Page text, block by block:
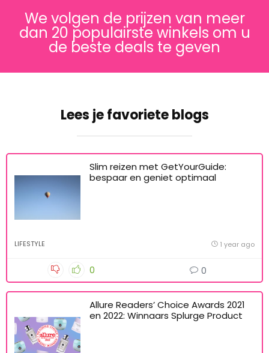
We volgen de prijzen van meer
dan 20 populairste winkels om u
de beste deals te geven
Lees je favoriete blogs
Slim reizen met GetYourGuide:
bespaar en geniet optimaal
LIFESTYLE 1 year ago
0 0
Allure Readers’ Choice Awards 2021
en 2022: Winnaars Splurge Product